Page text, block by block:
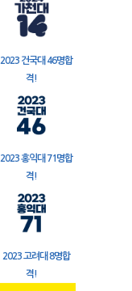
2023 건국대 46명합
격!
2023 홍익대 71명합
격!
2023 고려대 8명합
격!